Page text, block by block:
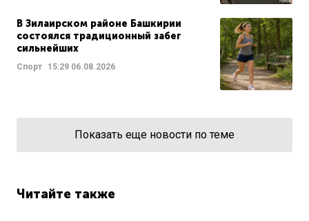
В Зилаирском районе Башкирии
состоялся традиционный забег
сильнейших
Спорт 15:29 06.08.2026
Показать еще новости по теме
Читайте также